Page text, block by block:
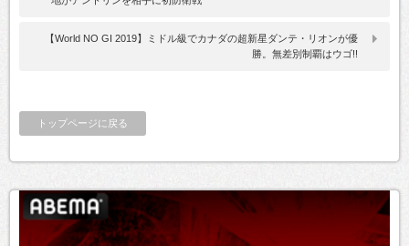
【World NO GI 2019】ミドル級でカナダの超新星ダンテ・リオンが優
勝。無差別制覇はウゴ!!
トップページに戻る